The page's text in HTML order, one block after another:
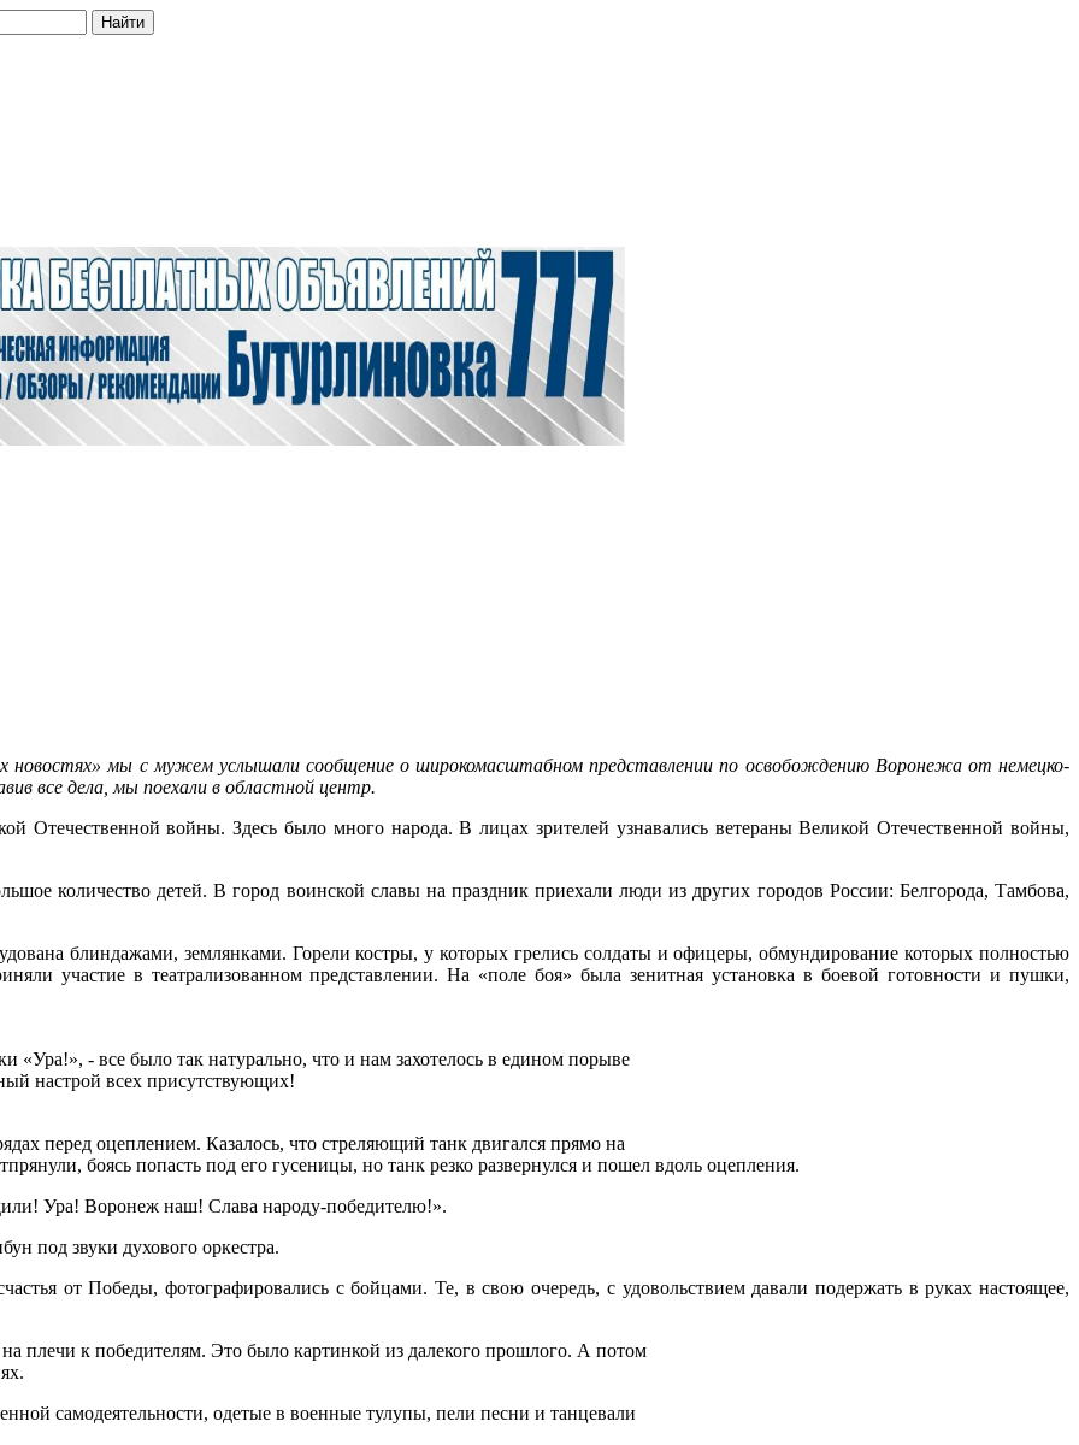
Найти
новостях» мы с мужем услышали сообщение о широкомасштабном представлении по освобождению Воронежа от немецко-
все дела, мы поехали в областной центр.
Отечественной войны. Здесь было много народа. В лицах зрителей узнавались ветераны Великой Отечественной войны,
количество детей. В город воинской славы на праздник приехали люди из других городов России: Белгорода, Тамбова,
блиндажами, землянками. Горели костры, у которых грелись солдаты и офицеры, обмундирование которых полностью
участие в театрализованном представлении. На «поле боя» была зенитная установка в боевой готовности и пушки,
«Ура!», - все было так натурально, что и нам захотелось в едином порыве
настрой всех присутствующих!
перед оцеплением. Казалось, что стреляющий танк двигался прямо на
боясь попасть под его гусеницы, но танк резко развернулся и пошел вдоль оцепления.
Ура! Воронеж наш! Слава народу-победителю!».
под звуки духового оркестра.
от Победы, фотографировались с бойцами. Те, в свою очередь, с удовольствием давали подержать в руках настоящее,
плечи к победителям. Это было картинкой из далекого прошлого. А потом
самодеятельности, одетые в военные тулупы, пели песни и танцевали